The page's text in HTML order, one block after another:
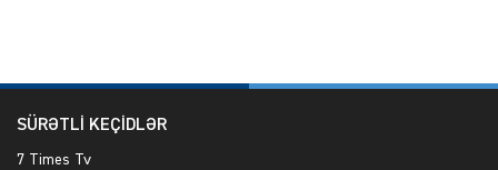
SÜRƏTLİ KEÇİDLƏR
7 Times Tv